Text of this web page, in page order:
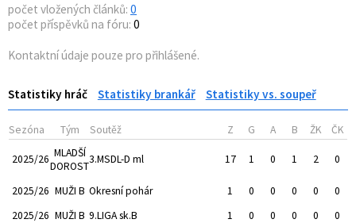
počet vložených článků: 0
počet příspěvků na fóru: 0
Kontaktní údaje pouze pro přihlášené.
Statistiky hráč Statistiky brankář Statistiky vs. soupeř
Sezóna Tým Soutěž Z G A B ŽK ČK
2025/26 MLADŠÍ
DOROST
3.MSDL-D ml 17 1 0 1 2 0
2025/26 MUŽI B Okresní pohár 1 0 0 0 0
0
2025/26 MUŽI B 9.LIGA sk.B 1 0 0 0 0 0